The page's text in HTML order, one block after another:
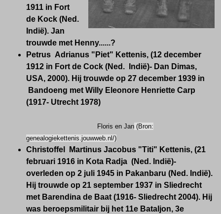
1911 in Fort
de Kock (Ned.
Indië). Jan
trouwde met Henny......?
Petrus Adrianus "Piet" Kettenis, (12 december
1912 in Fort de Cock (Ned. Indië)- Dan Dimas,
USA, 2000). Hij trouwde op 27 december 1939 in
Bandoeng met Willy Eleonore Henriette Carp
(1917- Utrecht 1978)
Floris en Jan (Bron:
genealogiekettenis.jouwweb.nl/)
Christoffel Martinus Jacobus "Titi" Kettenis, (21
februari 1916 in Kota Radja (Ned. Indië)-
overleden op 2 juli 1945 in Pakanbaru (Ned. Indië).
Hij trouwde op 21 september 1937 in Sliedrecht
met Barendina de Baat (1916- Sliedrecht 2004). Hij
was beroepsmilitair bij het 11e Bataljon, 3e